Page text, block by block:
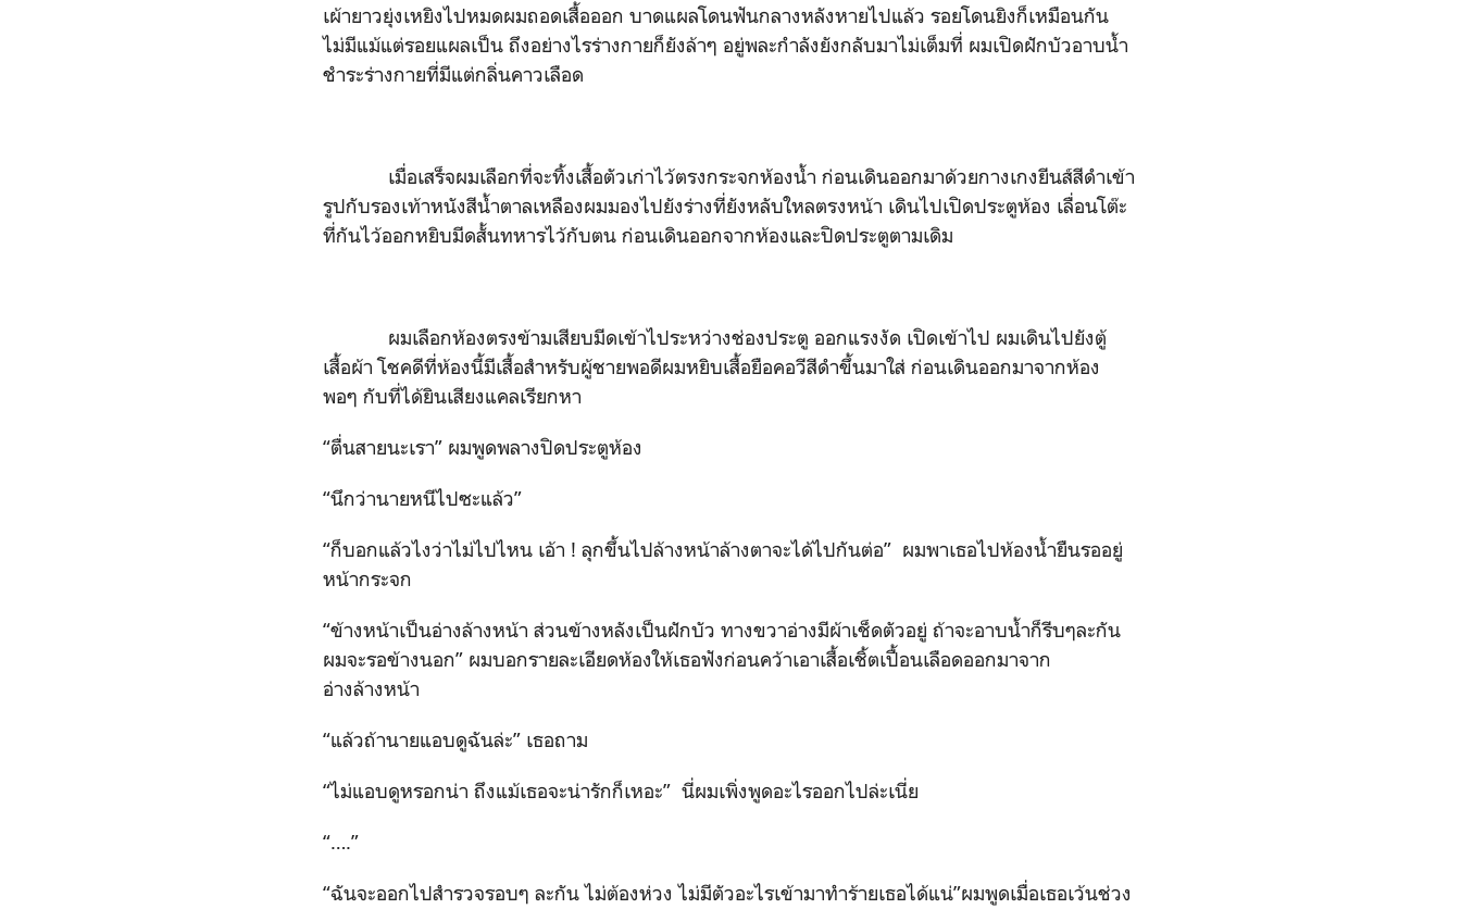
เผ้ายาวยุ่งเหยิงไปหมดผมถอดเสื้อออก บาดแผลโดนฟันกลางหลังหายไปแล้ว รอยโดนยิงก็เหมือนกัน
ไม่มีแม้แต่รอยแผลเป็น ถึงอย่างไรร่างกายก็ยังล้าๆ อยู่พละกำลังยังกลับมาไม่เต็มที่ ผมเปิดฝักบัวอาบน้ำ
ชำระร่างกายที่มีแต่กลิ่นคาวเลือด
เมื่อเสร็จผมเลือกที่จะทิ้งเสื้อตัวเก่าไว้ตรงกระจกห้องน้ำ ก่อนเดินออกมาด้วยกางเกงยีนส์สีดำเข้า
รูปกับรองเท้าหนังสีน้ำตาลเหลืองผมมองไปยังร่างที่ยังหลับใหลตรงหน้า เดินไปเปิดประตูห้อง เลื่อนโต๊ะ
ที่กันไว้ออกหยิบมีดสั้นทหารไว้กับตน ก่อนเดินออกจากห้องและปิดประตูตามเดิม
ผมเลือกห้องตรงข้ามเสียบมีดเข้าไประหว่างช่องประตู ออกแรงงัด เปิดเข้าไป ผมเดินไปยังตู้
เสื้อผ้า โชคดีที่ห้องนี้มีเสื้อสำหรับผู้ชายพอดีผมหยิบเสื้อยือคอวีสีดำขึ้นมาใส่ ก่อนเดินออกมาจากห้อง
พอๆ กับที่ได้ยินเสียงแคลเรียกหา
“ตื่นสายนะเรา” ผมพูดพลางปิดประตูห้อง
“นึกว่านายหนีไปซะแล้ว”
“ก็บอกแล้วไงว่าไม่ไปไหน เอ้า ! ลุกขึ้นไปล้างหน้าล้างตาจะได้ไปกันต่อ” ผมพาเธอไปห้องน้ำยืนรออยู่
หน้ากระจก
“ข้างหน้าเป็นอ่างล้างหน้า ส่วนข้างหลังเป็นฝักบัว ทางขวาอ่างมีผ้าเช็ดตัวอยู่ ถ้าจะอาบน้ำก็รีบๆละกัน
ผมจะรอข้างนอก” ผมบอกรายละเอียดห้องให้เธอฟังก่อนคว้าเอาเสื้อเชิ้ตเปื้อนเลือดออกมาจาก
อ่างล้างหน้า
“แล้วถ้านายแอบดูฉันล่ะ” เธอถาม
“ไม่แอบดูหรอกน่า ถึงแม้เธอจะน่ารักก็เหอะ” นี่ผมเพิ่งพูดอะไรออกไปล่ะเนี่ย
“….”
“ฉันจะออกไปสำรวจรอบๆ ละกัน ไม่ต้องห่วง ไม่มีตัวอะไรเข้ามาทำร้ายเธอได้แน่”ผมพูดเมื่อเธอเว้นช่วง